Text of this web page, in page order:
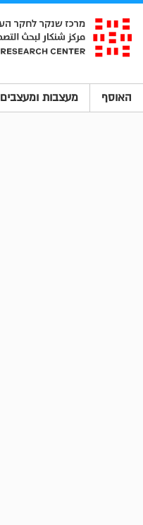
האוסף מעצבות ומעצבים